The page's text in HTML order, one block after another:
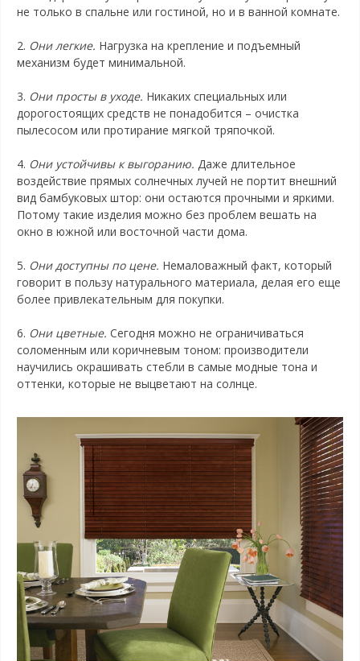
не только в спальне или гостиной, но и в ванной комнате.
2. Они легкие. Нагрузка на крепление и подъемный
механизм будет минимальной.
3. Они просты в уходе. Никаких специальных или
дорогостоящих средств не понадобится – очистка
пылесосом или протирание мягкой тряпочкой.
4. Они устойчивы к выгоранию. Даже длительное
воздействие прямых солнечных лучей не портит внешний
вид бамбуковых штор: они остаются прочными и яркими.
Потому такие изделия можно без проблем вешать на
окно в южной или восточной части дома.
5. Они доступны по цене. Немаловажный факт, который
говорит в пользу натурального материала, делая его еще
более привлекательным для покупки.
6. Они цветные. Сегодня можно не ограничиваться
соломенным или коричневым тоном: производители
научились окрашивать стебли в самые модные тона и
оттенки, которые не выцветают на солнце.